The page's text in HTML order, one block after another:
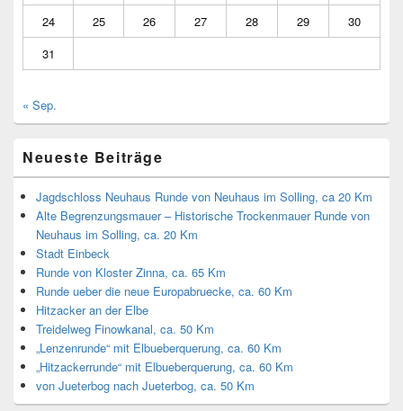
24
25 26 27 28 29
30
31
« Sep.
Neueste Beiträge
Jagdschloss Neuhaus Runde von Neuhaus im Solling, ca 20 Km
Alte Begrenzungsmauer – Historische Trockenmauer Runde von
Neuhaus im Solling, ca. 20 Km
Stadt Einbeck
Runde von Kloster Zinna, ca. 65 Km
Runde ueber die neue Europabruecke, ca. 60 Km
Hitzacker an der Elbe
Treidelweg Finowkanal, ca. 50 Km
„Lenzenrunde“ mit Elbueberquerung, ca. 60 Km
„Hitzackerrunde“ mit Elbueberquerung, ca. 60 Km
von Jueterbog nach Jueterbog, ca. 50 Km